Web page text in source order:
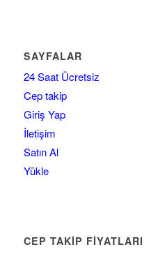
SAYFALAR
24 Saat Ücretsiz
Cep takip
Giriş Yap
İletişim
Satın Al
Yükle
CEP TAKİP FİYATLARI